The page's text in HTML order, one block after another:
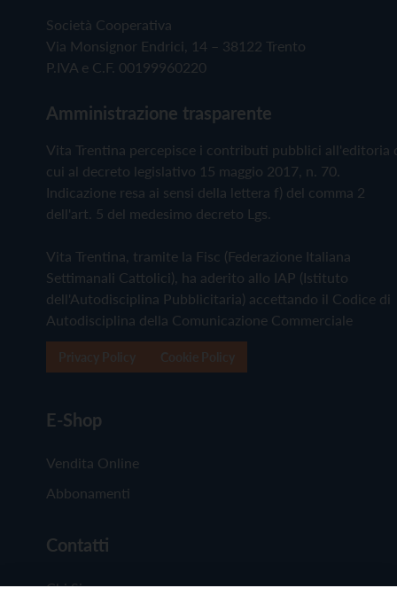
Società Cooperativa
Via Monsignor Endrici, 14 – 38122 Trento
P.IVA e C.F. 00199960220
Amministrazione trasparente
Vita Trentina percepisce i contributi pubblici all'editoria
cui al decreto legislativo 15 maggio 2017, n. 70.
Indicazione resa ai sensi della lettera f) del comma 2
dell'art. 5 del medesimo decreto Lgs.
Vita Trentina, tramite la Fisc (Federazione Italiana
Settimanali Cattolici), ha aderito allo IAP (Istituto
dell'Autodisciplina Pubblicitaria) accettando il Codice di
Autodisciplina della Comunicazione Commerciale
E-Shop
Vendita Online
Abbonamenti
Contatti
Chi Siamo